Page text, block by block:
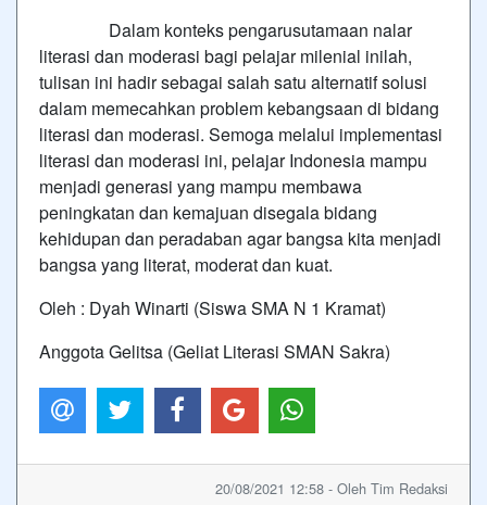
Dalam konteks pengarusutamaan nalar
literasi dan moderasi bagi pelajar milenial inilah,
tulisan ini hadir sebagai salah satu alternatif solusi
dalam memecahkan problem kebangsaan di bidang
literasi dan moderasi. Semoga melalui implementasi
literasi dan moderasi ini, pelajar Indonesia mampu
menjadi generasi yang mampu membawa
peningkatan dan kemajuan disegala bidang
kehidupan dan peradaban agar bangsa kita menjadi
bangsa yang literat, moderat dan kuat.
Oleh : Dyah Winarti (Siswa SMA N 1 Kramat)
Anggota Gelitsa (Geliat Literasi SMAN Sakra)
20/08/2021 12:58 - Oleh Tim Redaksi